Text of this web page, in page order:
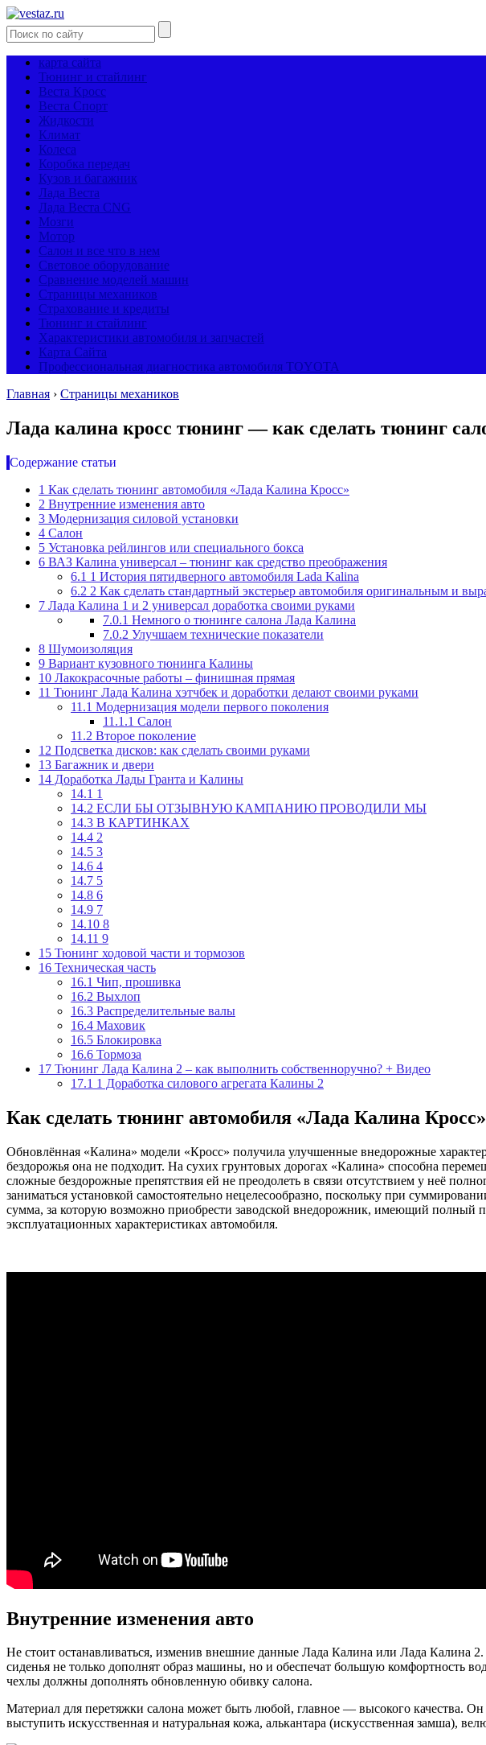
карта сайта
Тюнинг и стайлинг
Веста Кросс
Веста Спорт
Жидкости
Климат
Колеса
Коробка передач
Кузов и багажник
Лада Веста
Лада Веста CNG
Мозги
Мотор
Салон и все что в нем
Световое оборудование
Сравнение моделей машин
Страницы механиков
Страхование и кредиты
Тюнинг и стайлинг
Характеристики автомобиля и запчастей
Карта Сайта
Профессиональная диагностика автомобиля TOYOTA
Главная › Страницы механиков
Лада калина кросс тюнинг — как сделать тюнинг
Содержание статьи
1 Как сделать тюнинг автомобиля «Лада Калина Кросс»
2 Внутренние изменения авто
3 Модернизация силовой установки
4 Салон
5 Установка рейлингов или специального бокса
6 ВАЗ Калина универсал – тюнинг как средство преображения
6.1 1 История пятидверного автомобиля Lada Kalina
6.2 2 Как сделать стандартный экстерьер автомобиля оригинальным и
7 Лада Калина 1 и 2 универсал доработка своими руками
7.0.1 Немного о тюнинге салона Лада Калина
7.0.2 Улучшаем технические показатели
8 Шумоизоляция
9 Вариант кузовного тюнинга Калины
10 Лакокрасочные работы – финишная прямая
11 Тюнинг Лада Калина хэтчбек и доработки делают своими руками
11.1 Модернизация модели первого поколения
11.1.1 Салон
11.2 Второе поколение
12 Подсветка дисков: как сделать своими руками
13 Багажник и двери
14 Доработка Лады Гранта и Калины
14.1 1
14.2 ЕСЛИ БЫ ОТЗЫВНУЮ КАМПАНИЮ ПРОВОДИЛИ МЫ
14.3 В КАРТИНКАХ
14.4 2
14.5 3
14.6 4
14.7 5
14.8 6
14.9 7
14.10 8
14.11 9
15 Тюнинг ходовой части и тормозов
16 Техническая часть
16.1 Чип, прошивка
16.2 Выхлоп
16.3 Распределительные валы
16.4 Маховик
16.5 Блокировка
16.6 Тормоза
17 Тюнинг Лада Калина 2 – как выполнить собственноручно? + Видео
17.1 1 Доработка силового агрегата Калины 2
Как сделать тюнинг автомобиля «Лада Калина Кросс»
Обновлённая «Калина» модели «Кросс» получила улучшенные внедорожные
бездорожья она не подходит. На сухих грунтовых дорогах «Калина» способна
сложные бездорожные препятствия ей не преодолеть в связи отсутствием у неё
заниматься установкой самостоятельно нецелесообразно, поскольку при
сумма, за которую возможно приобрести заводской внедорожник, имеющий полный
эксплуатационных характеристиках автомобиля.
Внутренние изменения авто
Не стоит останавливаться, изменив внешние данные Лада Калина или Лада Калина
сиденья не только дополнят образ машины, но и обеспечат большую комфортность
чехлы должны дополнять обновленную обивку салона.
Материал для перетяжки салона может быть любой, главное — высокого качества.
выступить искусственная и натуральная кожа, алькантара (искусственная замша),